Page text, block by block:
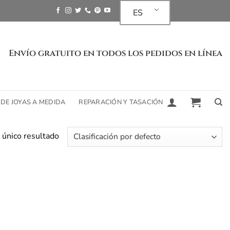
ES
Envío gratuito en todos los pedidos en línea
JOYAS A MEDIDA REPARACIÓN Y TASACIÓN
resultado